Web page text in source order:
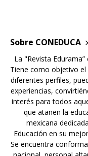
Sobre CONEDUCA
La "Revista Edurama”
Tiene como objetivo el
diferentes perfiles,
experiencias,
interés para todos
que atañen la
mexicana
Educación en su
Se encuentra